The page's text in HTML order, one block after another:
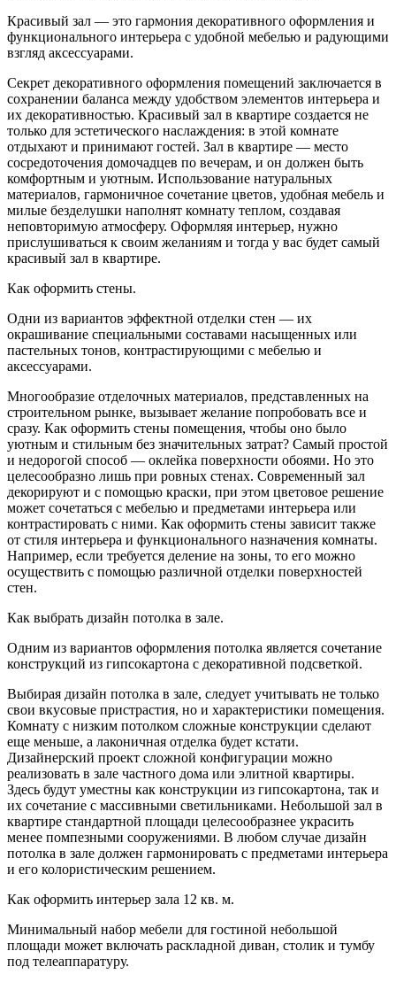
Красивый зал — это гармония декоративного оформления и
функционального интерьера с удобной мебелью и радующими
взгляд аксессуарами.
Секрет декоративного оформления помещений заключается в
сохранении баланса между удобством элементов интерьера и
их декоративностью. Красивый зал в квартире создается не
только для эстетического наслаждения: в этой комнате
отдыхают и принимают гостей. Зал в квартире — место
сосредоточения домочадцев по вечерам, и он должен быть
комфортным и уютным. Использование натуральных
материалов, гармоничное сочетание цветов, удобная мебель и
милые безделушки наполнят комнату теплом, создавая
неповторимую атмосферу. Оформляя интерьер, нужно
прислушиваться к своим желаниям и тогда у вас будет самый
красивый зал в квартире.
Как оформить стены.
Одни из вариантов эффектной отделки стен — их
окрашивание специальными составами насыщенных или
пастельных тонов, контрастирующими с мебелью и
аксессуарами.
Многообразие отделочных материалов, представленных на
строительном рынке, вызывает желание попробовать все и
сразу. Как оформить стены помещения, чтобы оно было
уютным и стильным без значительных затрат? Самый простой
и недорогой способ — оклейка поверхности обоями. Но это
целесообразно лишь при ровных стенах. Современный зал
декорируют и с помощью краски, при этом цветовое решение
может сочетаться с мебелью и предметами интерьера или
контрастировать с ними. Как оформить стены зависит также
от стиля интерьера и функционального назначения комнаты.
Например, если требуется деление на зоны, то его можно
осуществить с помощью различной отделки поверхностей
стен.
Как выбрать дизайн потолка в зале.
Одним из вариантов оформления потолка является сочетание
конструкций из гипсокартона с декоративной подсветкой.
Выбирая дизайн потолка в зале, следует учитывать не только
свои вкусовые пристрастия, но и характеристики помещения.
Комнату с низким потолком сложные конструкции сделают
еще меньше, а лаконичная отделка будет кстати.
Дизайнерский проект сложной конфигурации можно
реализовать в зале частного дома или элитной квартиры.
Здесь будут уместны как конструкции из гипсокартона, так и
их сочетание с массивными светильниками. Небольшой зал в
квартире стандартной площади целесообразнее украсить
менее помпезными сооружениями. В любом случае дизайн
потолка в зале должен гармонировать с предметами интерьера
и его колористическим решением.
Как оформить интерьер зала 12 кв. м.
Минимальный набор мебели для гостиной небольшой
площади может включать раскладной диван, столик и тумбу
под телеаппаратуру.